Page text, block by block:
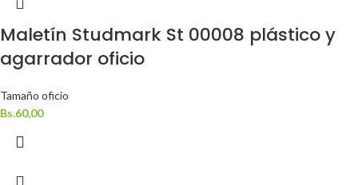
Maletín Studmark St 00008 plástico y
agarrador oficio
Tamaño oficio
Bs.60,00